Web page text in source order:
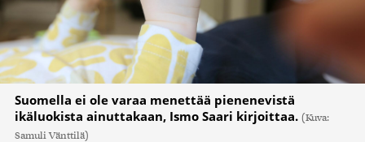
Suomella ei ole varaa menettää pienenevistä
ikäluokista ainuttakaan, Ismo Saari kirjoittaa. (Kuva:
Samuli Vänttilä)